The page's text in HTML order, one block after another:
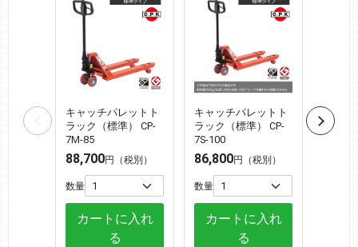
キャッチパレットト
ラック（標準） CP-
7M-85
88,700円（税別）
数量
カートに入れ
る
キャッチパレットト
ラック（標準） CP-
7S-100
86,800円（税別）
数量
カートに入れ
る
キャッ
ラック